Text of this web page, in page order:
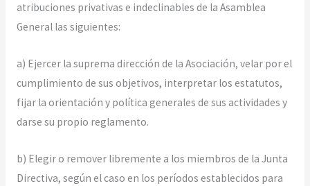
atribuciones privativas e indeclinables de la Asamblea
General las siguientes:
a) Ejercer la suprema dirección de la Asociación, velar por el
cumplimiento de sus objetivos, interpretar los estatutos,
fijar la orientación y política generales de sus actividades y
darse su propio reglamento.
b) Elegir o remover libremente a los miembros de la Junta
Directiva, según el caso en los períodos establecidos para